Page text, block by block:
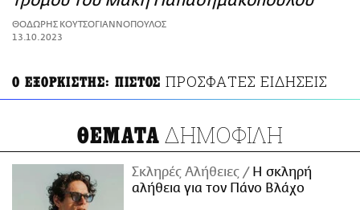
ΑΜΠΑ
PRINT
ΘΟΔΩΡΗΣ ΚΟΥΤΣΟΓΙΑΝΝΟΠΟΥΛΟΣ
13.10.2023
Ο ΕΞΟΡΚΙΣΤΗΣ: ΠΙΣΤΟΣ ΠΡΟΣΦΑΤΕΣ ΕΙΔΗΣΕΙΣ
ΘΕΜΑΤΑ ΔΗΜΟΦΙΛΗ
Σκληρές Αλήθειες
H σκληρή
αλήθεια για τον Πάνο Βλάχο